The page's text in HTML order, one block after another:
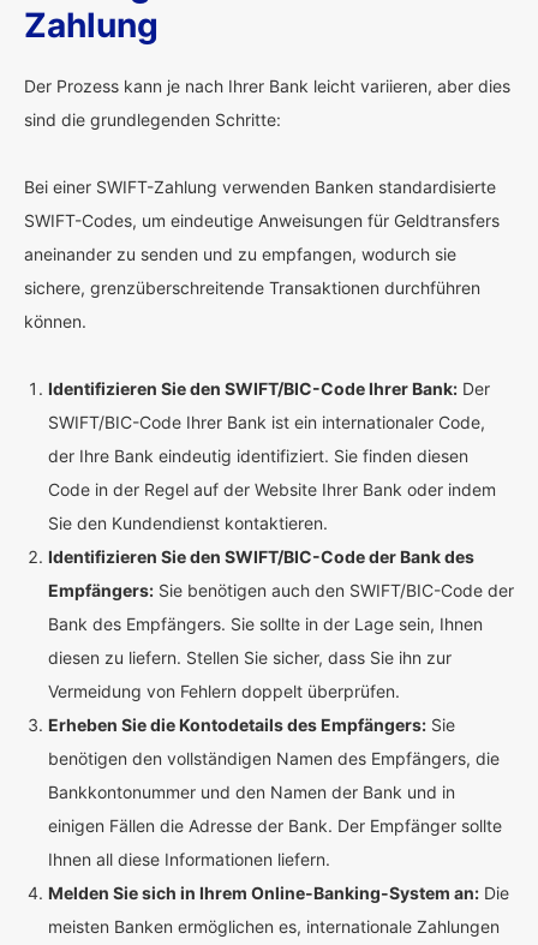
Zahlung
Der Prozess kann je nach Ihrer Bank leicht variieren, aber dies
sind die grundlegenden Schritte:
Bei einer SWIFT-Zahlung verwenden Banken standardisierte
SWIFT-Codes, um eindeutige Anweisungen für Geldtransfers
aneinander zu senden und zu empfangen, wodurch sie
sichere, grenzüberschreitende Transaktionen durchführen
können.
Identifizieren Sie den SWIFT/BIC-Code Ihrer Bank: Der
SWIFT/BIC-Code Ihrer Bank ist ein internationaler Code,
der Ihre Bank eindeutig identifiziert. Sie finden diesen
Code in der Regel auf der Website Ihrer Bank oder indem
Sie den Kundendienst kontaktieren.
Identifizieren Sie den SWIFT/BIC-Code der Bank des
Empfängers: Sie benötigen auch den SWIFT/BIC-Code der
Bank des Empfängers. Sie sollte in der Lage sein, Ihnen
diesen zu liefern. Stellen Sie sicher, dass Sie ihn zur
Vermeidung von Fehlern doppelt überprüfen.
Erheben Sie die Kontodetails des Empfängers: Sie
benötigen den vollständigen Namen des Empfängers, die
Bankkontonummer und den Namen der Bank und in
einigen Fällen die Adresse der Bank. Der Empfänger sollte
Ihnen all diese Informationen liefern.
Melden Sie sich in Ihrem Online-Banking-System an: Die
meisten Banken ermöglichen es, internationale Zahlungen